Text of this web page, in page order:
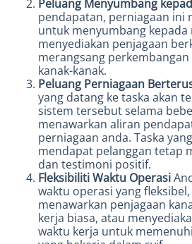
Peluang Menyumbang
pendapatan, perniagaan ini
untuk menyumbang kepada
menyediakan penjagaan
merangsang
kanak-kanak.
Peluang Perniagaan
yang datang ke taska akan
sistem tersebut selama
menawarkan aliran
perniagaan anda. Taska
mendapat pelanggan tetap
dan testimoni positif.
Fleksibiliti Waktu Operasi
waktu operasi yang
menawarkan penjagaan
kerja biasa, atau
waktu kerja untuk